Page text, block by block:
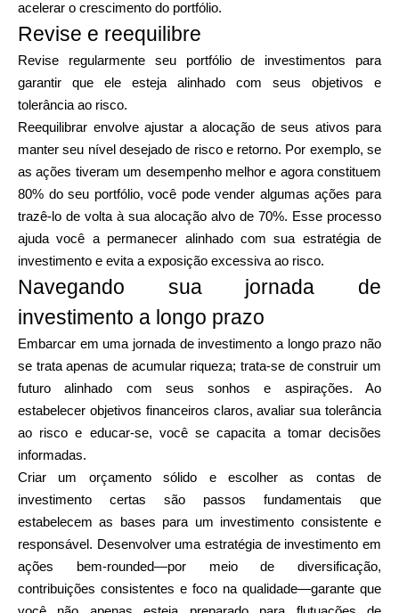
acelerar o crescimento do portfólio.
Revise e reequilibre
Revise regularmente seu portfólio de investimentos para
garantir que ele esteja alinhado com seus objetivos e
tolerância ao risco.
Reequilibrar envolve ajustar a alocação de seus ativos para
manter seu nível desejado de risco e retorno. Por exemplo, se
as ações tiveram um desempenho melhor e agora constituem
80% do seu portfólio, você pode vender algumas ações para
trazê-lo de volta à sua alocação alvo de 70%. Esse processo
ajuda você a permanecer alinhado com sua estratégia de
investimento e evita a exposição excessiva ao risco.
Navegando sua jornada de
investimento a longo prazo
Embarcar em uma jornada de investimento a longo prazo não
se trata apenas de acumular riqueza; trata-se de construir um
futuro alinhado com seus sonhos e aspirações. Ao
estabelecer objetivos financeiros claros, avaliar sua tolerância
ao risco e educar-se, você se capacita a tomar decisões
informadas.
Criar um orçamento sólido e escolher as contas de
investimento certas são passos fundamentais que
estabelecem as bases para um investimento consistente e
responsável. Desenvolver uma estratégia de investimento em
ações bem-rounded—por meio de diversificação,
contribuições consistentes e foco na qualidade—garante que